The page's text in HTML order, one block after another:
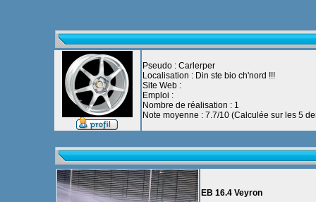
Pseudo : Carlerper
Localisation : Din ste bio ch'nord !!!
Site Web :
Emploi :
Nombre de réalisation : 1
Note moyenne : 7.7/10 (Calculée sur les 5
EB 16.4 Veyron